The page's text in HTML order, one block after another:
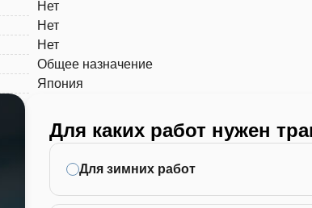
Нет
Нет
Нет
Общее назначение
Япония
Для каких работ нужен
Для зимних работ